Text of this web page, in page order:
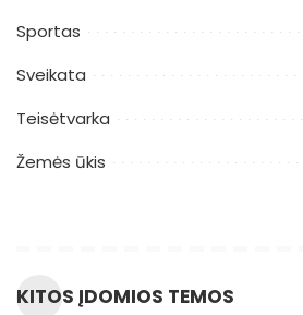
Sportas
Sveikata
Teisėtvarka
Žemės ūkis
KITOS ĮDOMIOS TEMOS